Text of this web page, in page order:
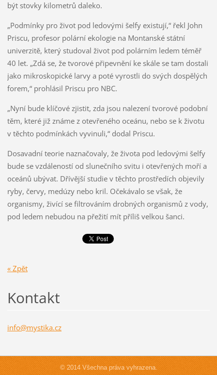
být stovky kilometrů daleko.
„Podmínky pro život pod ledovými šelfy existují,“ řekl John
Priscu, profesor polární ekologie na Montanské státní
univerzitě, který studoval život pod polárním ledem téměř
40 let. „Zdá se, že tvorové připevnění ke skále se tam dostali
jako mikroskopické larvy a poté vyrostli do svých dospělých
forem,“ prohlásil Priscu pro NBC.
„Nyní bude klíčové zjistit, zda jsou nalezení tvorové podobní
těm, které již známe z otevřeného oceánu, nebo se k životu
v těchto podmínkách vyvinuli,“ dodal Priscu.
Dosavadní teorie naznačovaly, že života pod ledovými šelfy
bude se vzdáleností od slunečního svitu i otevřených moří a
oceánů ubývat. Dřívější studie v těchto prostředích objevily
ryby, červy, medúzy nebo kril. Očekávalo se však, že
organismy, živící se filtrováním drobných organismů z vody,
pod ledem nebudou na přežití mít příliš velkou šanci.
« Zpět
Kontakt
info@mystika.cz
© 2014 Všechna práva vyhrazena.